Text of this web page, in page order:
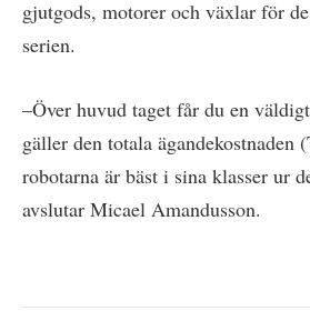
gjutgods, motorer och växlar för
serien.
–Över huvud taget får du en
gäller den totala ägandekostnaden
robotarna är bäst i sina klasser ur
avslutar Micael Amandusson.